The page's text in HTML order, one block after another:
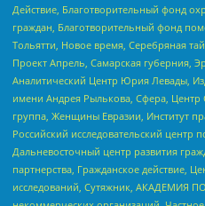
Действие, Благотворительный фонд
граждан, Благотворительный фонд
Тольятти, Новое время, Серебряная
Проект Апрель, Самарская губерния,
Аналитический Центр Юрия Левады,
имени Андрея Рылькова, Сфера,
группа, Женщины Евразии, Институт
Российский исследовательский центр
Дальневосточный центр развития
партнерства, Гражданское действие,
исследований, Сутяжник, АКАДЕМИЯ